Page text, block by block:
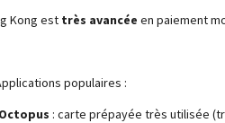
Kong est très avancée en paiement
populaires :
Octopus : carte prépayée très utilisée